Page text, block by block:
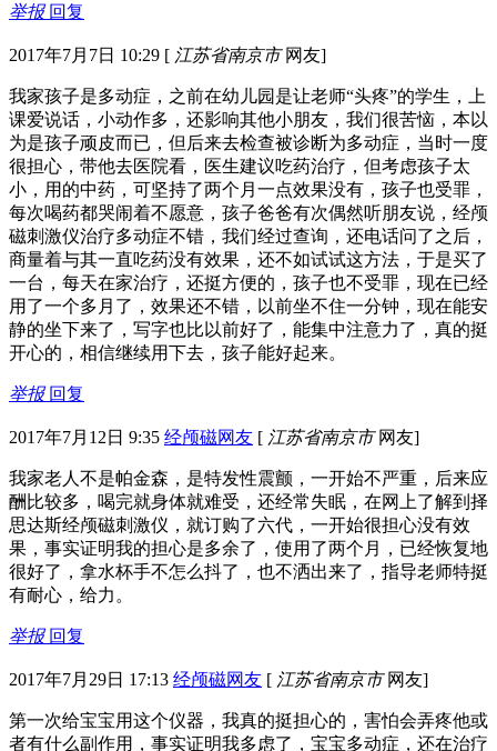
举报 回复
2017年7月7日 10:29 [ 江苏省南京市网友]
我家孩子是多动症，之前在幼儿园是让老师“头疼”的学生，上
课爱说话，小动作多，还影响其他小朋友，我们很苦恼，本以
为是孩子顽皮而已，但后来去检查被诊断为多动症，当时一度
很担心，带他去医院看，医生建议吃药治疗，但考虑孩子太
小，用的中药，可坚持了两个月一点效果没有，孩子也受罪，
每次喝药都哭闹着不愿意，孩子爸爸有次偶然听朋友说，经颅
磁刺激仪治疗多动症不错，我们经过查询，还电话问了之后，
商量着与其一直吃药没有效果，还不如试试这方法，于是买了
一台，每天在家治疗，还挺方便的，孩子也不受罪，现在已经
用了一个多月了，效果还不错，以前坐不住一分钟，现在能安
静的坐下来了，写字也比以前好了，能集中注意力了，真的挺
开心的，相信继续用下去，孩子能好起来。
举报 回复
2017年7月12日 9:35 经颅磁网友 [ 江苏省南京市网友]
我家老人不是帕金森，是特发性震颤，一开始不严重，后来应
酬比较多，喝完就身体就难受，还经常失眠，在网上了解到择
思达斯经颅磁刺激仪，就订购了六代，一开始很担心没有效
果，事实证明我的担心是多余了，使用了两个月，已经恢复地
很好了，拿水杯手不怎么抖了，也不洒出来了，指导老师特挺
有耐心，给力。
举报 回复
2017年7月29日 17:13 经颅磁网友 [ 江苏省南京市网友]
第一次给宝宝用这个仪器，我真的挺担心的，害怕会弄疼他或
者有什么副作用，事实证明我多虑了，宝宝多动症，还在治疗